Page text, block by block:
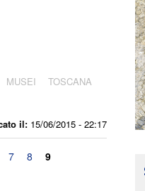
il: 15/06/2015 - 22:17
MUSEI TOSCANA
7 8 9